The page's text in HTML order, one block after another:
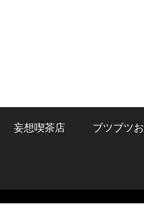
妄想喫茶店 ブツブツ